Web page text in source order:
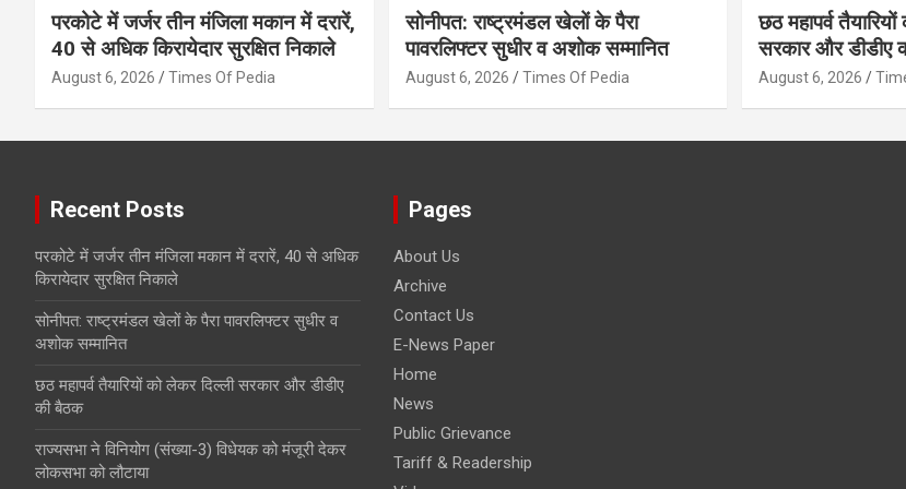
परकोटे में जर्जर तीन मंजिला मकान में दरारें,
40 से अधिक किरायेदार सुरक्षित निकाले
August 6, 2026 Times Of Pedia
सोनीपत: राष्ट्रमंडल खेलों के पैरा
पावरलिफ्टर सुधीर व अशोक सम्मानित
August 6, 2026 Times Of Pedia
छठ महापर्व
सरकार और डीडीए
August 6, 2026
Recent Posts
परकोटे में जर्जर तीन मंजिला मकान में दरारें, 40 से अधिक
किरायेदार सुरक्षित निकाले
सोनीपत: राष्ट्रमंडल खेलों के पैरा पावरलिफ्टर सुधीर व
अशोक सम्मानित
छठ महापर्व तैयारियों को लेकर दिल्ली सरकार और डीडीए
की बैठक
राज्यसभा ने विनियोग (संख्या-3) विधेयक को मंजूरी देकर
लोकसभा को लौटाया
Pages
About Us
Archive
Contact Us
E-News Paper
Home
News
Public Grievance
Tariff & Readership